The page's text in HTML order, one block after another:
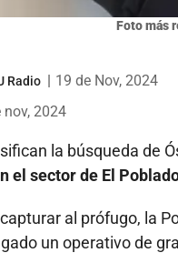
Foto más
Radio
19 de Nov, 2024
2024
la búsqueda de
el sector de El
al prófugo, la
un operativo de